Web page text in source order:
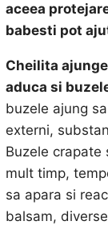
aceea
babesti pot
Cheilita
aduca si
buzele ajung
externi,
Buzele crapate
mult timp,
sa apara si
balsam,